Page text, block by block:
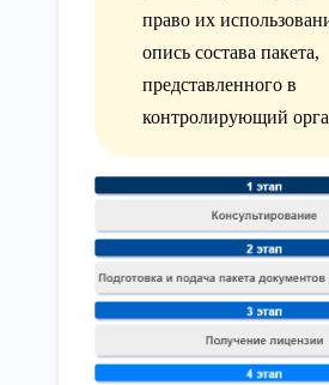
право их
опись состава пакета,
представленного в
контролирующий